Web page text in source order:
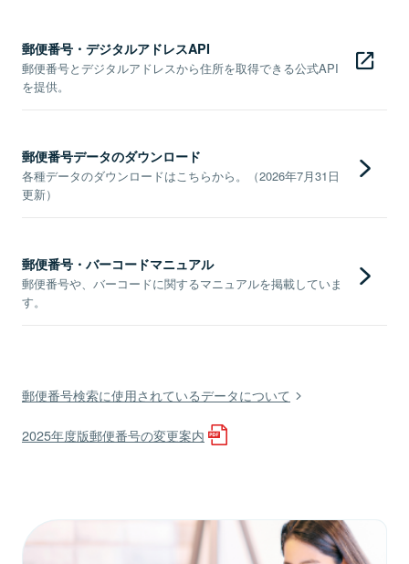
郵便番号・デジタルアドレスAPI
郵便番号とデジタルアドレスから住所を取得できる公式API
を提供。
郵便番号データのダウンロード
各種データのダウンロードはこちらから。（2026年7月31日
更新）
郵便番号・バーコードマニュアル
郵便番号や、バーコードに関するマニュアルを掲載していま
す。
郵便番号検索に使用されているデータについて
2025年度版郵便番号の変更案内